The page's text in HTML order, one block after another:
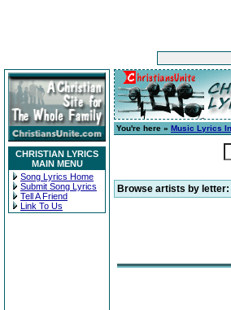
CHRISTIAN LYRICS
MAIN MENU
Song Lyrics Home
Submit Song Lyrics
Tell A Friend
Link To Us
You're here » Music Lyrics
Browse artists by letter: